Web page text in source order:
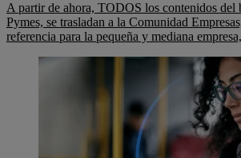
A partir de ahora, TODOS los contenidos
Pymes, se trasladan a la Comunidad
referencia para la pequeña y mediana